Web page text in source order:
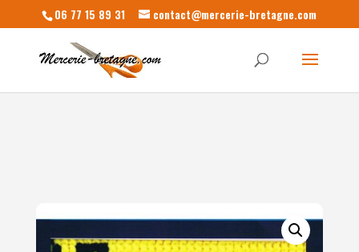
06 77 15 89 31 contact@mercerie-bretagne.com